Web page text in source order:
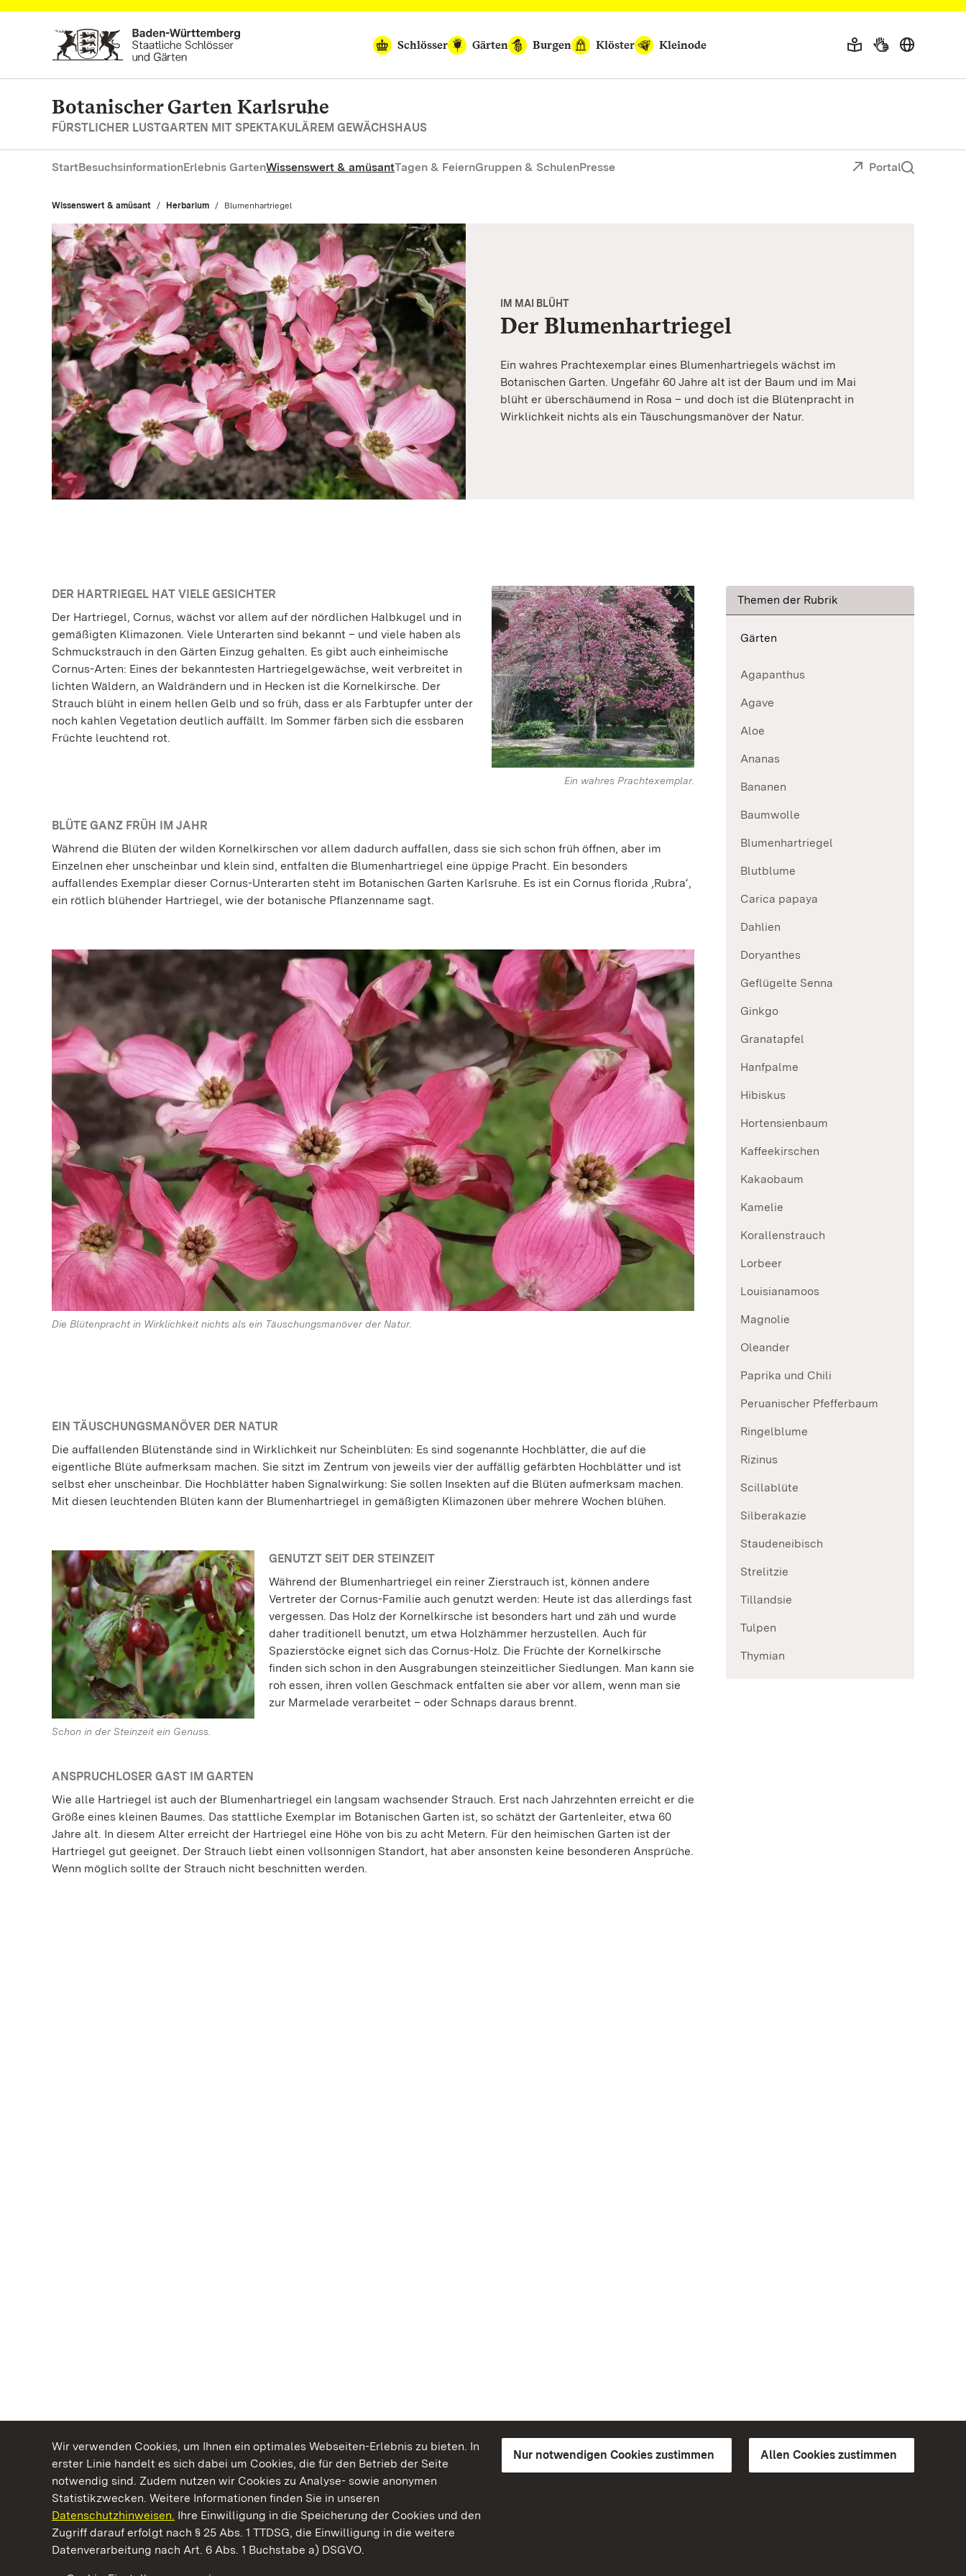
Wir verwenden Cookies, um Ihnen ein optimales Webseiten-Erlebnis zu bieten. In
erster Linie handelt es sich dabei um Cookies, die für den Betrieb der Seite
notwendig sind. Zudem nutzen wir Cookies zu Analyse- sowie anonymen
Statistikzwecken. Weitere Informationen finden Sie in unseren
Datenschutzhinweisen. Ihre Einwilligung in die Speicherung der Cookies und den
Zugriff darauf erfolgt nach § 25 Abs. 1 TTDSG, die Einwilligung in die weitere
Datenverarbeitung nach Art. 6 Abs. 1 Buchstabe a) DSGVO.
Nur notwendigen Cookies zustimmen Allen Cookies zustimmen
Zum Hauptinhalt springen
Schlösser
Gärten Burgen Klöster Kleinode
Botanischer Garten Karlsruhe
FÜRSTLICHER LUSTGARTEN MIT SPEKTAKULÄREM GEWÄCHSHAUS
StartBesuchsinformationErlebnis GartenWissenswert & amüsantTagen & FeiernGruppen & SchulenPresse Portal
Wissenswert & amüsant Herbarium Aktuell:
Blumenhartriegel
IM MAI BLÜHT
Der Blumenhartriegel
Ein wahres Prachtexemplar eines Blumenhartriegels wächst im
Botanischen Garten. Ungefähr 60 Jahre alt ist der Baum und im Mai
blüht er überschäumend in Rosa – und doch ist die Blütenpracht in
Wirklichkeit nichts als ein Täuschungsmanöver der Natur.
Ein wahres Prachtexemplar.
DER HARTRIEGEL HAT VIELE GESICHTER
Der Hartriegel, Cornus, wächst vor allem auf der nördlichen Halbkugel und in
gemäßigten Klimazonen. Viele Unterarten sind bekannt – und viele haben als
Schmuckstrauch in den Gärten Einzug gehalten. Es gibt auch einheimische
Cornus-Arten: Eines der bekanntesten Hartriegelgewächse, weit verbreitet in
lichten Wäldern, an Waldrändern und in Hecken ist die Kornelkirsche. Der
Strauch blüht in einem hellen Gelb und so früh, dass er als Farbtupfer unter der
noch kahlen Vegetation deutlich auffällt. Im Sommer färben sich die essbaren
Früchte leuchtend rot.
BLÜTE GANZ FRÜH IM JAHR
Während die Blüten der wilden Kornelkirschen vor allem dadurch auffallen, dass sie sich schon früh öffnen, aber im
Einzelnen eher unscheinbar und klein sind, entfalten die Blumenhartriegel eine üppige Pracht. Ein besonders
auffallendes Exemplar dieser Cornus-Unterarten steht im Botanischen Garten Karlsruhe. Es ist ein Cornus florida ‚Rubra‘,
ein rötlich blühender Hartriegel, wie der botanische Pflanzenname sagt.
Die Blütenpracht in Wirklichkeit nichts als ein Täuschungsmanöver der Natur.
EIN TÄUSCHUNGSMANÖVER DER NATUR
Die auffallenden Blütenstände sind in Wirklichkeit nur Scheinblüten: Es sind sogenannte Hochblätter, die auf die
eigentliche Blüte aufmerksam machen. Sie sitzt im Zentrum von jeweils vier der auffällig gefärbten Hochblätter und ist
selbst eher unscheinbar. Die Hochblätter haben Signalwirkung: Sie sollen Insekten auf die Blüten aufmerksam machen.
Mit diesen leuchtenden Blüten kann der Blumenhartriegel in gemäßigten Klimazonen über mehrere Wochen blühen.
Schon in der Steinzeit ein Genuss.
GENUTZT SEIT DER STEINZEIT
Während der Blumenhartriegel ein reiner Zierstrauch ist, können andere
Vertreter der Cornus-Familie auch genutzt werden: Heute ist das allerdings fast
vergessen. Das Holz der Kornelkirsche ist besonders hart und zäh und wurde
daher traditionell benutzt, um etwa Holzhämmer herzustellen. Auch für
Spazierstöcke eignet sich das Cornus-Holz. Die Früchte der Kornelkirsche
finden sich schon in den Ausgrabungen steinzeitlicher Siedlungen. Man kann sie
roh essen, ihren vollen Geschmack entfalten sie aber vor allem, wenn man sie
zur Marmelade verarbeitet – oder Schnaps daraus brennt.
ANSPRUCHLOSER GAST IM GARTEN
Wie alle Hartriegel ist auch der Blumenhartriegel ein langsam wachsender Strauch. Erst nach Jahrzehnten erreicht er die
Größe eines kleinen Baumes. Das stattliche Exemplar im Botanischen Garten ist, so schätzt der Gartenleiter, etwa 60
Jahre alt. In diesem Alter erreicht der Hartriegel eine Höhe von bis zu acht Metern. Für den heimischen Garten ist der
Hartriegel gut geeignet. Der Strauch liebt einen vollsonnigen Standort, hat aber ansonsten keine besonderen Ansprüche.
Wenn möglich sollte der Strauch nicht beschnitten werden.
Themen der Rubrik
Gärten
Agapanthus
Agave
Aloe
Ananas
Bananen
Baumwolle
Blumenhartriegel
Blutblume
Carica papaya
Dahlien
Doryanthes
Geflügelte Senna
Ginkgo
Granatapfel
Hanfpalme
Hibiskus
Hortensienbaum
Kaffeekirschen
Kakaobaum
Kamelie
Korallenstrauch
Lorbeer
Louisianamoos
Magnolie
Oleander
Paprika und Chili
Peruanischer Pfefferbaum
Ringelblume
Rizinus
Scillablüte
Silberakazie
Staudeneibisch
Strelitzie
Tillandsie
Tulpen
Thymian
Kommen. Staunen. Genießen.